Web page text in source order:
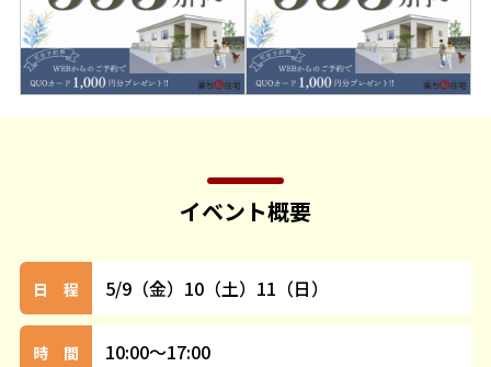
イベント概要
日 程 5/9（金）10（土）11（日）
時 間 10:00～17:00